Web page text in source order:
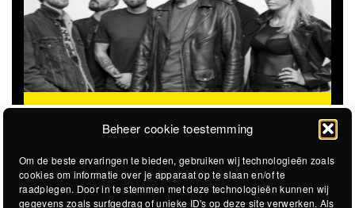
Beheer cookie toestemming
Om de beste ervaringen te bieden, gebruiken wij technologieën zoals
cookies om informatie over je apparaat op te slaan en/of te
raadplegen. Door in te stemmen met deze technologieën kunnen wij
gegevens zoals surfgedrag of unieke ID's op deze site verwerken. Als
STICKY SWEET
@STADSSTRAND